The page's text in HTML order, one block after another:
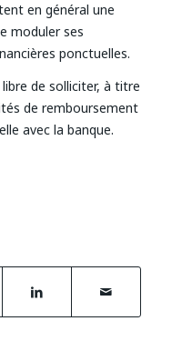
en général une
moduler ses
ponctuelles.
de solliciter, à titre
de remboursement
avec la banque.